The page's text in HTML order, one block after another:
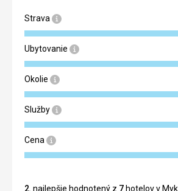
Strava
Ubytovanie
Okolie
Služby
Cena
2. najlepšie hodnotený z 7 hotelov v